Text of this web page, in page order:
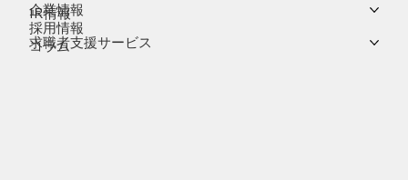
企業情報
IR情報
採用情報
求職者支援サービス
コラム